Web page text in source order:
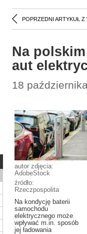
POPRZEDNI ARTYKUŁ Z
Na
aut
18
autor zdjęcia:
AdobeStock
źródło:
Rzeczpospolita
Na kondycję baterii
samochodu
elektrycznego może
wpływać m.in. sposób
jej ładowania